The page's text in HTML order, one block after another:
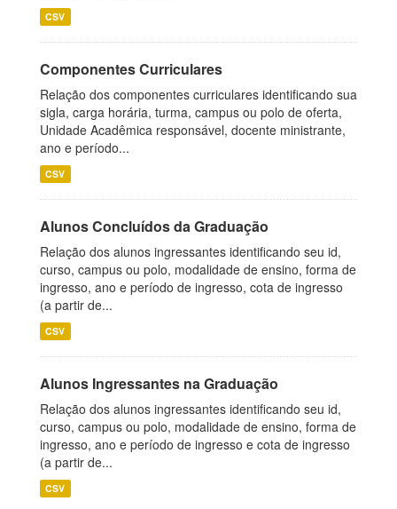
CSV
Componentes Curriculares
Relação dos componentes curriculares identificando sua
sigla, carga horária, turma, campus ou polo de oferta,
Unidade Acadêmica responsável, docente ministrante,
ano e período...
CSV
Alunos Concluídos da Graduação
Relação dos alunos ingressantes identificando seu id,
curso, campus ou polo, modalidade de ensino, forma de
ingresso, ano e período de ingresso, cota de ingresso
(a partir de...
CSV
Alunos Ingressantes na Graduação
Relação dos alunos ingressantes identificando seu id,
curso, campus ou polo, modalidade de ensino, forma de
ingresso, ano e período de ingresso e cota de ingresso
(a partir de...
CSV